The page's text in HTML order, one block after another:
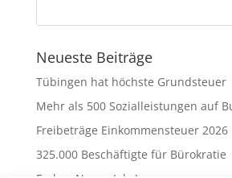
Neueste Beiträge
Tübingen hat höchste Grundsteuer
Mehr als 500 Sozialleistungen auf
Freibeträge Einkommensteuer 2026
325.000 Beschäftigte für Bürokratie